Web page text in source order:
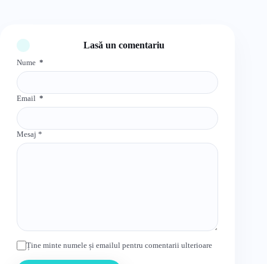
Lasă un comentariu
Nume *
Email *
Mesaj *
Ține minte numele și emailul pentru comentarii ulterioare